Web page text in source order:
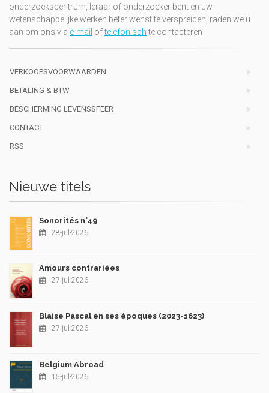
onderzoekscentrum, leraar of onderzoeker bent en uw
wetenschappelijke werken beter wenst te verspreiden, raden we u
aan om ons via e-mail oftelefonischte contacteren
VERKOOPSVOORWAARDEN
BETALING & BTW
BESCHERMING LEVENSSFEER
CONTACT
RSS
Nieuwe titels
Sonorités n°49
28-jul-2026
Amours contrariées
27-jul-2026
Blaise Pascal en ses époques (2023-1623)
27-jul-2026
Belgium Abroad
15-jul-2026